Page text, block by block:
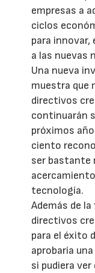
empresas a
ciclos
para innovar,
a las nuevas
Una nueva
muestra que
directivos
continuarán
próximos
ciento
ser bastante
tecnología.
Además de
directivos
para el éxito
aprobaría
si pudiera